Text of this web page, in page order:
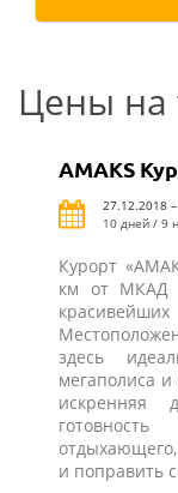
Цены на
AMAKS
27.12.2018
10 дней / 9
Курорт
км от МКАД
здесь
мегаполиса
искренняя
и поправить